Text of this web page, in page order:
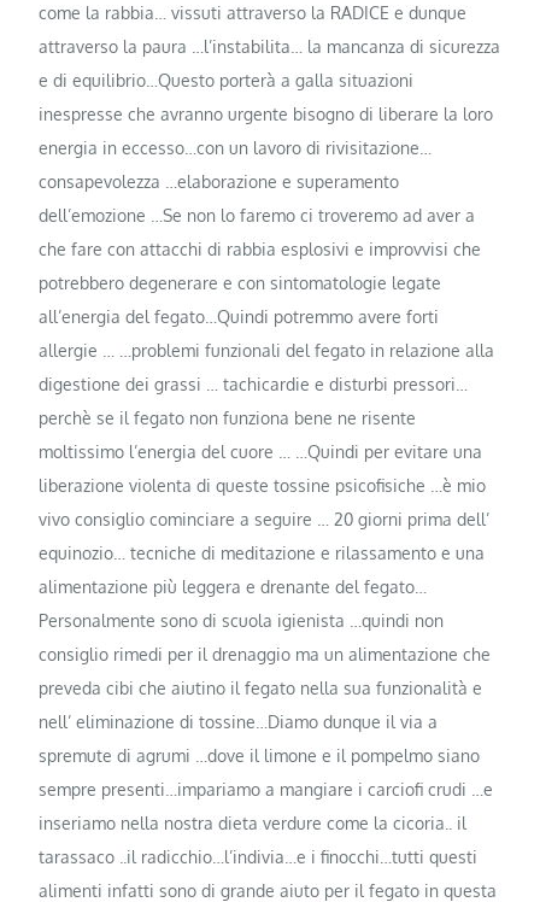
come la rabbia… vissuti attraverso la RADICE e dunque
attraverso la paura …l’instabilita… la mancanza di sicurezza
e di equilibrio…Questo porterà a galla situazioni
inespresse che avranno urgente bisogno di liberare la loro
energia in eccesso…con un lavoro di rivisitazione…
consapevolezza …elaborazione e superamento
dell’emozione …Se non lo faremo ci troveremo ad aver a
che fare con attacchi di rabbia esplosivi e improvvisi che
potrebbero degenerare e con sintomatologie legate
all’energia del fegato…Quindi potremmo avere forti
allergie … …problemi funzionali del fegato in relazione alla
digestione dei grassi … tachicardie e disturbi pressori…
perchè se il fegato non funziona bene ne risente
moltissimo l’energia del cuore … …Quindi per evitare una
liberazione violenta di queste tossine psicofisiche …è mio
vivo consiglio cominciare a seguire … 20 giorni prima dell’
equinozio… tecniche di meditazione e rilassamento e una
alimentazione più leggera e drenante del fegato…
Personalmente sono di scuola igienista …quindi non
consiglio rimedi per il drenaggio ma un alimentazione che
preveda cibi che aiutino il fegato nella sua funzionalità e
nell’ eliminazione di tossine…Diamo dunque il via a
spremute di agrumi …dove il limone e il pompelmo siano
sempre presenti…impariamo a mangiare i carciofi crudi …e
inseriamo nella nostra dieta verdure come la cicoria.. il
tarassaco ..il radicchio…l’indivia…e i finocchi…tutti questi
alimenti infatti sono di grande aiuto per il fegato in questa